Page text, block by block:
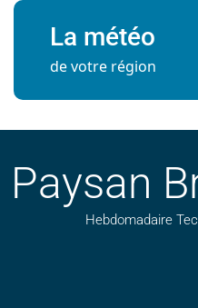
La météo
de votre région
Paysan
Hebdomadaire